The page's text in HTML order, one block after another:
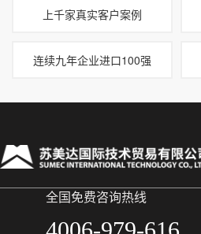
上千家真实客户案例
连续九年企业进口100强
全国免费咨询热线